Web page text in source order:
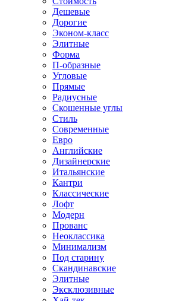
Дешевые
Дорогие
Эконом-класс
Элитные
Форма
П-образные
Угловые
Прямые
Радиусные
Скошенные углы
Стиль
Современные
Евро
Английские
Дизайнерские
Итальянские
Кантри
Классические
Лофт
Модерн
Прованс
Неоклассика
Минимализм
Под старину
Скандинавские
Элитные
Эксклюзивные